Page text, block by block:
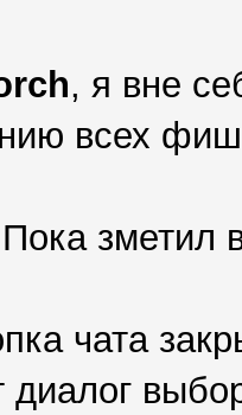
, я вне
всех
зметил
чата
диалог